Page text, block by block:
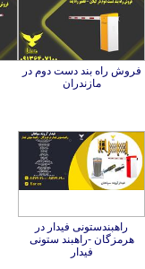
فروش راه بند دست دوم در
مازندران
راهبندستونی فیدار در
هرمزگان -راهبند ستونی
فیدار